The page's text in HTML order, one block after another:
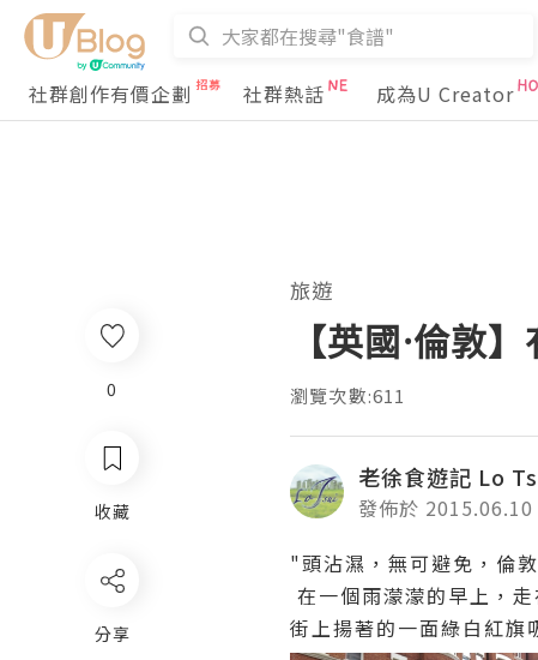
社群創作有價企劃
社群熱話 成為U Creator
旅遊
【英國·倫敦
瀏覽次數:611
老徐食遊記 Lo
發佈於 2015.06.10
"頭沾濕，無可避免，倫
在一個雨濛濛的早上，
街上揚著的一面綠白紅
0
收藏
分享